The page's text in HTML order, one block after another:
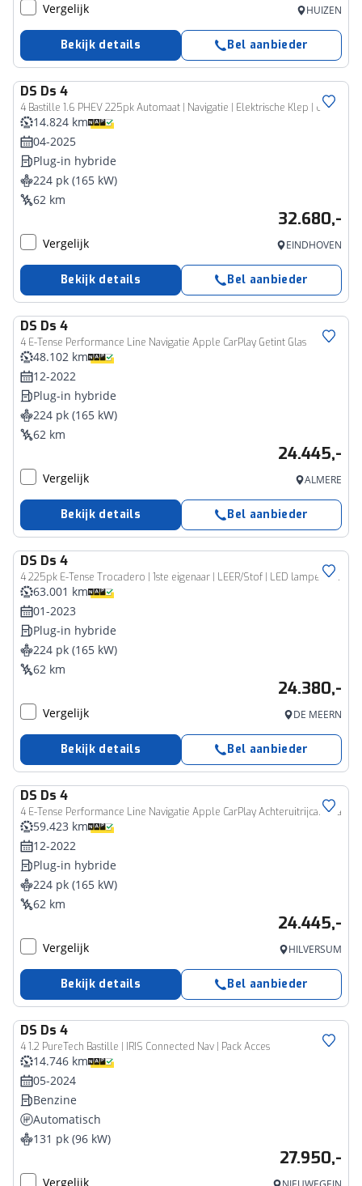
Vergelijk HUIZEN
Bekijk details Bel aanbieder
DS Ds 4
4 Bastille 1.6 PHEV 225pk Automaat | Navigatie | Elektrische Klep | Climate Control | Cruise Control | 19"LMV | keyless Entry/Start | Apple Carplay/Android Auto |
14.824 km
04-2025
Plug-in hybride
224 pk (165 kW)
62 km
32.680,-
Vergelijk EINDHOVEN
Bekijk details Bel aanbieder
DS Ds 4
4 E-Tense Performance Line Navigatie Apple CarPlay Getint Glas
48.102 km
12-2022
Plug-in hybride
224 pk (165 kW)
62 km
24.445,-
Vergelijk ALMERE
Bekijk details Bel aanbieder
DS Ds 4
4 225pk E-Tense Trocadero | 1ste eigenaar | LEER/Stof | LED lampen | Camera | 19"LMV | Navigatie | AUTOMAAT | Accu 93,5% |
63.001 km
01-2023
Plug-in hybride
224 pk (165 kW)
62 km
24.380,-
Vergelijk DE MEERN
Bekijk details Bel aanbieder
DS Ds 4
4 E-Tense Performance Line Navigatie Apple CarPlay Achteruitrijcamera
59.423 km
12-2022
Plug-in hybride
224 pk (165 kW)
62 km
24.445,-
Vergelijk HILVERSUM
Bekijk details Bel aanbieder
DS Ds 4
4 1.2 PureTech Bastille | IRIS Connected Nav | Pack Acces
14.746 km
05-2024
Benzine
Automatisch
131 pk (96 kW)
27.950,-
Vergelijk